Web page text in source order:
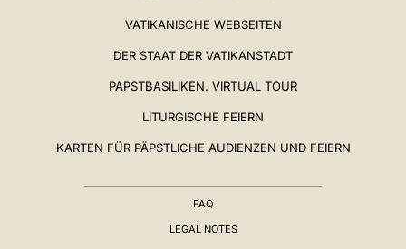
VATIKANISCHE WEBSEITEN
DER STAAT DER VATIKANSTADT
PAPSTBASILIKEN. VIRTUAL TOUR
LITURGISCHE FEIERN
KARTEN FÜR PÄPSTLICHE AUDIENZEN UND FEIERN
FAQ
LEGAL NOTES